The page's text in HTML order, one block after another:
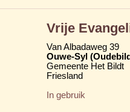
Vrije
Van Albadaweg 39
Ouwe-Syl
Gemeente Het Bildt
Friesland
In gebruik